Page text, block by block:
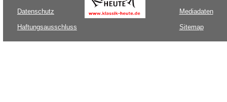
Datenschutz
Haftungsausschluss
Mediadaten
Sitemap